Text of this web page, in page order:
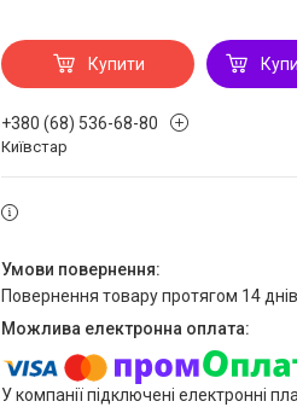
Купити
+380 (68) 536-68-80
Київстар
повернення товару протягом 14 днів
У компанії підключені електронні